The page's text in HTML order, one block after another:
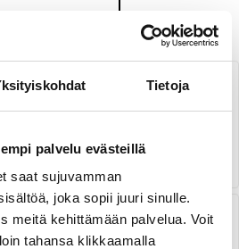
Tietoja
palvelu evästeillä
saat sujuvamman
joka sopii juuri sinulle.
meitä kehittämään palvelua. Voit
tahansa klikkaamalla
ja
-